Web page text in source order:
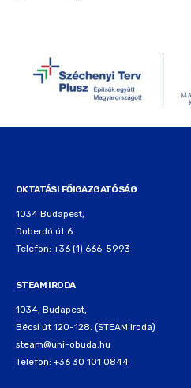
OKTATÁSI FŐIGAZGATÓSÁG
1034 Budapest,
Doberdó út 6.
Telefon: +36 (1) 666-5993
STEAM IRODA
1034, Budapest,
Bécsi út 120-128. (STEAM Iroda)
steam@uni-obuda.hu
Telefon: +36 30 101 0844